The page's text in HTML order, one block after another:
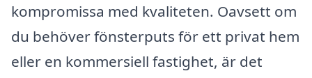
kompromissa med kvaliteten. Oavsett om
du behöver fönsterputs för ett privat hem
eller en kommersiell fastighet, är det